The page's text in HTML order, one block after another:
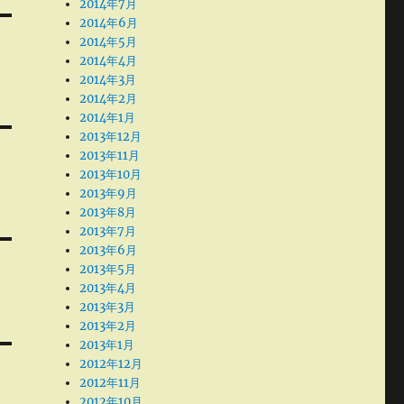
2014年7月
2014年6月
2014年5月
2014年4月
2014年3月
2014年2月
2014年1月
2013年12月
2013年11月
2013年10月
2013年9月
2013年8月
2013年7月
2013年6月
2013年5月
2013年4月
2013年3月
2013年2月
2013年1月
2012年12月
2012年11月